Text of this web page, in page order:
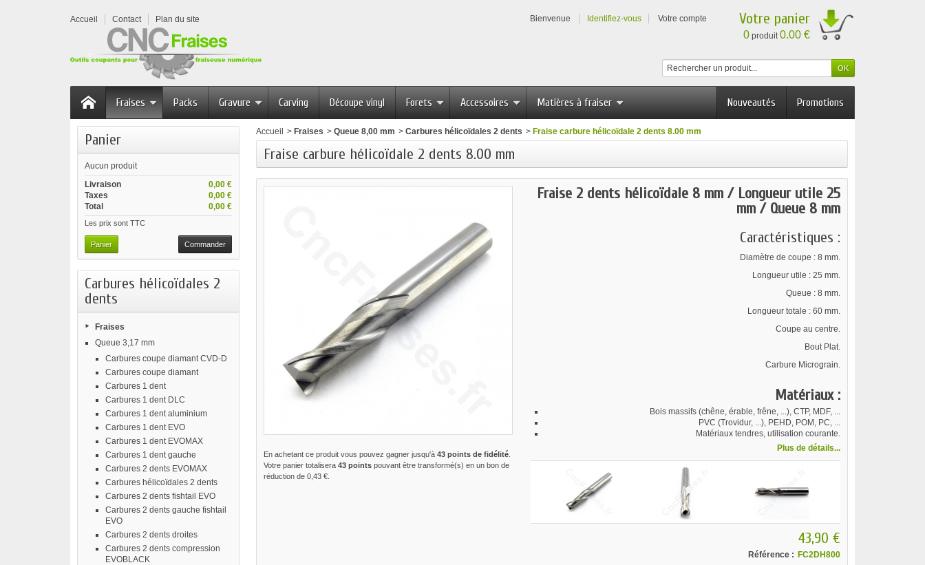
Accueil Contact Plan du site Bienvenue Identifiez-vous Votre compte Votre panier
0 produit0.00 €
Promotions
Nouveautés
Fraises Packs Gravure Carving Découpe vinyl Forets Accessoires Matières à fraiser
Panier
Aucun produit
0,00 €
Livraison
0,00 €
Taxes
0,00 €
Total
Les prix sont TTC
Panier Commander
Carbures hélicoïdales 2
dents
Fraises
Queue 3,17 mm
Carbures coupe diamant CVD-D
Carbures coupe diamant
Carbures 1 dent
Carbures 1 dent DLC
Carbures 1 dent aluminium
Carbures 1 dent EVO
Carbures 1 dent EVOMAX
Carbures 1 dent gauche
Carbures 2 dents EVOMAX
Carbures hélicoïdales 2 dents
Carbures 2 dents fishtail EVO
Carbures 2 dents gauche fishtail
EVO
Carbures 2 dents droites
Carbures 2 dents compression
EVOBLACK
Accueil > Fraises > Queue 8,00 mm > Carbures hélicoïdales 2 dents > Fraise carbure hélicoïdale 2 dents 8.00 mm
Fraise carbure hélicoïdale 2 dents 8.00 mm
En achetant ce produit vous pouvez gagner jusqu'à 43points de fidélité.
Votre panier totalisera 43pointspouvant être transformé(s) en un bon de
réduction de 0,43 €.
Fraise 2 dents hélicoïdale 8 mm / Longueur utile 25
mm / Queue 8 mm
Caractéristiques :
Diamètre de coupe : 8 mm.
Longueur utile : 25 mm.
Queue : 8 mm.
Longueur totale : 60 mm.
Coupe au centre.
Bout Plat.
Carbure Micrograin.
Matériaux :
Bois massifs (chêne, érable, frêne, ...), CTP, MDF, ...
PVC (Trovidur, ...), PEHD, POM, PC, ...
Matériaux tendres, utilisation courante.
Plus de détails...
43,90 €
Référence : FC2DH800